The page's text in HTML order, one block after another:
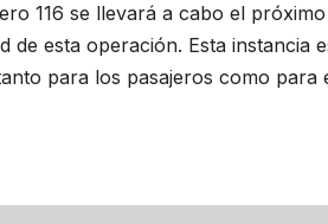
116 se llevará a cabo el próximo
esta operación. Esta instancia
para los pasajeros como para